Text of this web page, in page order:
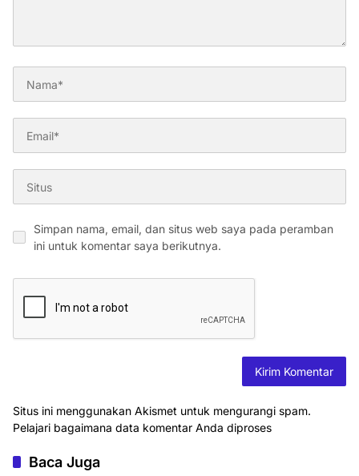
Simpan nama, email, dan situs web saya pada peramban
ini untuk komentar saya berikutnya.
Situs ini menggunakan Akismet untuk mengurangi spam.
Pelajari bagaimana data komentar Anda diproses
Baca Juga